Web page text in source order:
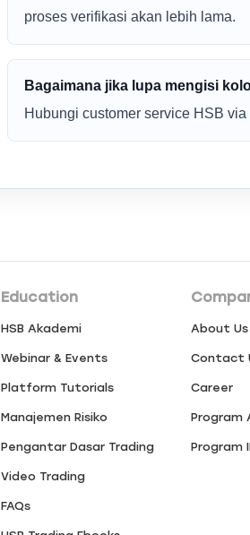
proses verifikasi akan lebih lama.
Bagaimana jika lupa mengisi
Hubungi customer service HSB
Education
HSB Akademi
Webinar & Events
Platform Tutorials
Manajemen Risiko
Pengantar Dasar Trading
Video Trading
FAQs
About Us
Contact
Career
Program
Program